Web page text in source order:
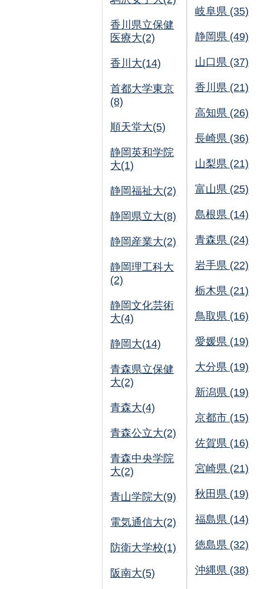
香川県立保健
医療大(2)
香川大(14)
首都大学東京
(8)
順天堂大(5)
静岡英和学院
大(1)
静岡福祉大(2)
静岡県立大(8)
静岡産業大(2)
静岡理工科大
(2)
静岡文化芸術
大(4)
静岡大(14)
青森県立保健
大(2)
青森大(4)
青森公立大(2)
青森中央学院
大(2)
青山学院大(9)
電気通信大(2)
防衛大学校(1)
阪南大(5)
岐阜県 (35)
静岡県 (49)
山口県 (37)
香川県 (21)
高知県 (26)
長崎県 (36)
山梨県 (21)
富山県 (25)
島根県 (14)
青森県 (24)
岩手県 (22)
栃木県 (21)
鳥取県 (16)
愛媛県 (19)
大分県 (19)
新潟県 (19)
京都市 (15)
佐賀県 (16)
宮崎県 (21)
秋田県 (19)
福島県 (14)
徳島県 (32)
沖縄県 (38)